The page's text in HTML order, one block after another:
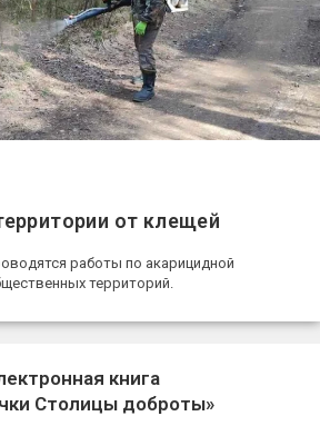
от клещей
работы по акарицидной
территорий.
книга
Столицы доброты»